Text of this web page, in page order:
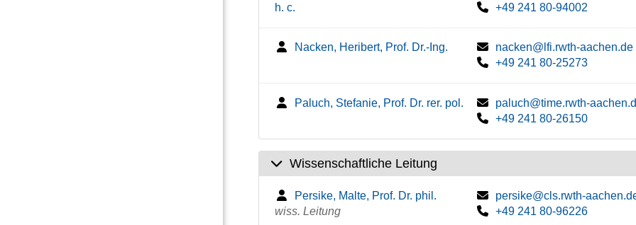
h. c.
+49 241 80-94002
Nacken, Heribert, Prof. Dr.-Ing.
nacken@lfi.rwth-aachen.de
+49 241 80-25273
Paluch, Stefanie, Prof. Dr. rer. pol.
paluch@time.rwth-
+49 241 80-26150
Wissenschaftliche Leitung
Persike, Malte, Prof. Dr. phil.
wiss. Leitung
persike@cls.rwth-
+49 241 80-96226